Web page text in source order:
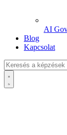
AI
Blog
Kapcsolat